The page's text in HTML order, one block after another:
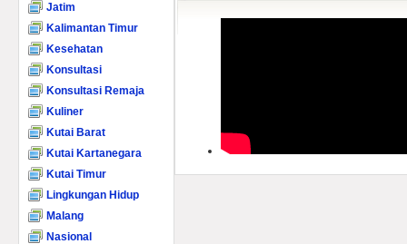
Jatim
Kalimantan Timur
Kesehatan
Konsultasi
Konsultasi Remaja
Kuliner
Kutai Barat
Kutai Kartanegara
Kutai Timur
Lingkungan Hidup
Malang
Nasional